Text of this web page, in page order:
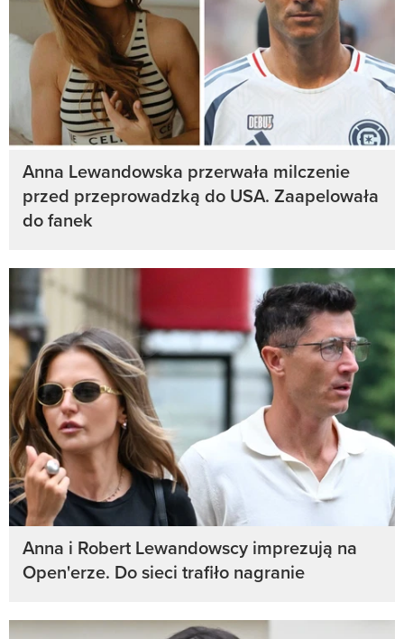
Anna Lewandowska przerwała milczenie
przed przeprowadzką do USA. Zaapelowała
do fanek
Anna i Robert Lewandowscy imprezują na
Open'erze. Do sieci trafiło nagranie